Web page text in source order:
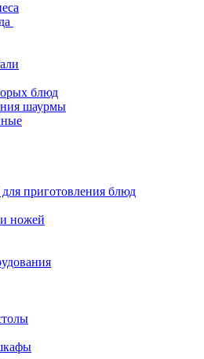
блюд
шаурмы
приготовления блюд
ножей